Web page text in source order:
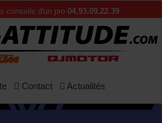
conseils d'un pro 04.93.09.22.39
Contact Actualités